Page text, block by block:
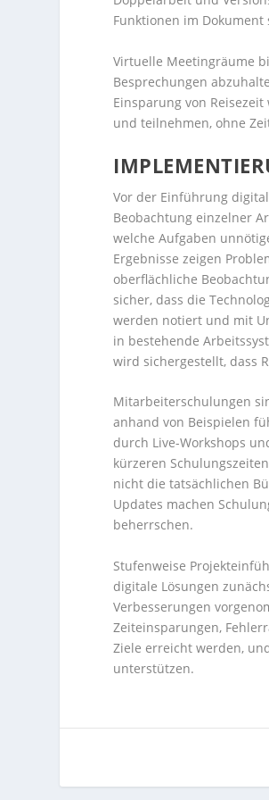
Funktionen im Dokument
Virtuelle Meetingräume
Besprechungen
Einsparung von
und teilnehmen, ohne
Vor der Einführung
Beobachtung einzelner
welche Aufgaben
Ergebnisse zeigen
oberflächliche
sicher, dass die
werden notiert und mit
in bestehende
wird sichergestellt, dass
Mitarbeiterschulungen
anhand von Beispielen
durch Live-Workshops
kürzeren
nicht die tatsächlichen
Updates machen
beherrschen.
Stufenweise
digitale Lösungen
Verbesserungen
Zeiteinsparungen,
Ziele erreicht werden,
unterstützen.